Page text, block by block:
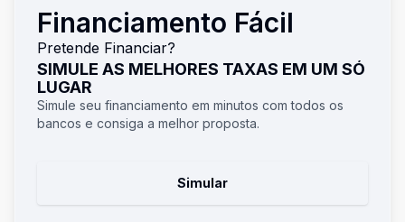
Financiamento Fácil
Pretende Financiar?
SIMULE AS MELHORES TAXAS EM UM SÓ
LUGAR
Simule seu financiamento em minutos com todos os
bancos e consiga a melhor proposta.
Simular